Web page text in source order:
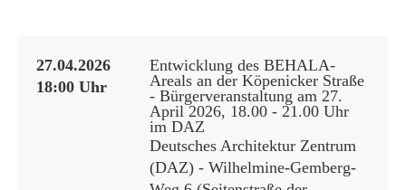
27.04.2026
18:00 Uhr
Entwicklung des BEHALA-
Areals an der Köpenicker Straße
- Bürgerveranstaltung am 27.
April 2026, 18.00 - 21.00 Uhr
im DAZ
Deutsches Architektur Zentrum
(DAZ) - Wilhelmine-Gemberg-